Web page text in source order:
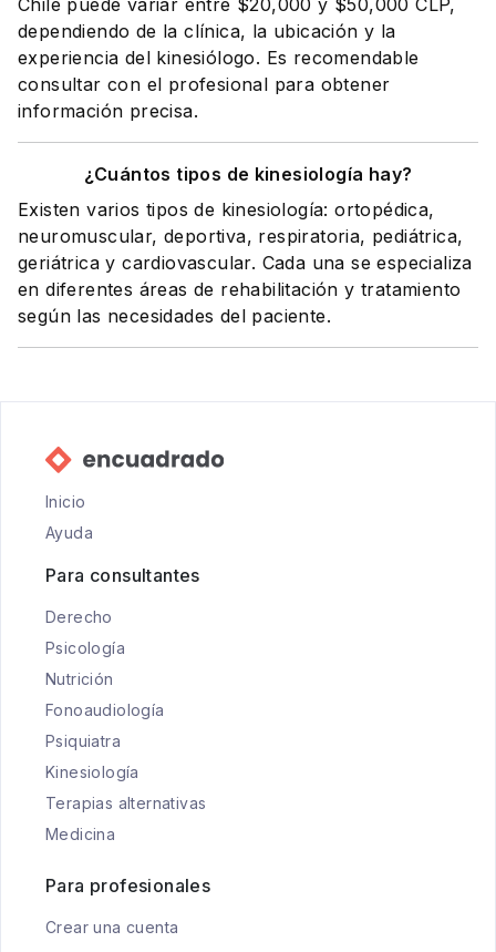
Chile puede variar entre $20,000 y $50,000 CLP,
dependiendo de la clínica, la ubicación y la
experiencia del kinesiólogo. Es recomendable
consultar con el profesional para obtener
información precisa.
¿Cuántos tipos de kinesiología hay?
Existen varios tipos de kinesiología: ortopédica,
neuromuscular, deportiva, respiratoria, pediátrica,
geriátrica y cardiovascular. Cada una se especializa
en diferentes áreas de rehabilitación y tratamiento
según las necesidades del paciente.
Inicio
Ayuda
Para consultantes
Derecho
Psicología
Nutrición
Fonoaudiología
Psiquiatra
Kinesiología
Terapias alternativas
Medicina
Para profesionales
Crear una cuenta